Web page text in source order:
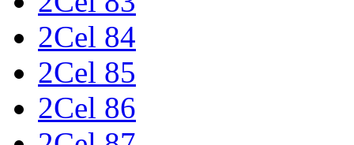
2Cel 84
2Cel 85
2Cel 86